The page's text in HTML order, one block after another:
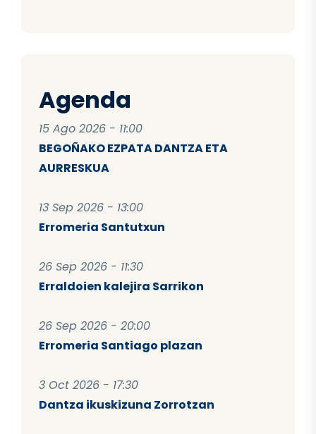
Agenda
15 Ago 2026 - 11:00
BEGOÑAKO EZPATA DANTZA ETA
AURRESKUA
13 Sep 2026 - 13:00
Erromeria Santutxun
26 Sep 2026 - 11:30
Erraldoien kalejira Sarrikon
26 Sep 2026 - 20:00
Erromeria Santiago plazan
3 Oct 2026 - 17:30
Dantza ikuskizuna Zorrotzan